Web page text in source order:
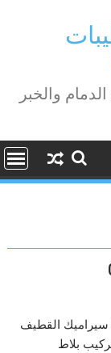
والخبر
سيراميك القطيف
بلاط